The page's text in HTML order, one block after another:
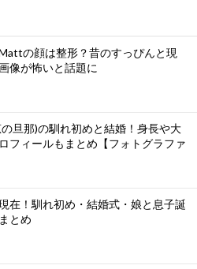
の顔は整形？昔のすっぴんと現
像が怖いと話題に
旦那)の馴れ初めと結婚！身長や大
フィールもまとめ【フォトグラファ
在！馴れ初め・結婚式・娘と息子誕
とめ